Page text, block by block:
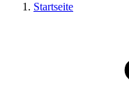
Startseite